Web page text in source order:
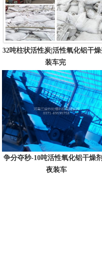
32吨柱状活性炭|活性氧化铝干燥
装车完
争分夺秒-10吨活性氧化铝干燥
夜装车